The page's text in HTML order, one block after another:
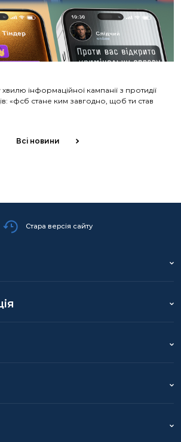
інформаційної кампанії з протидії
«фсб стане ким завгодно, щоб ти став
Всі новини
Стара версія сайту